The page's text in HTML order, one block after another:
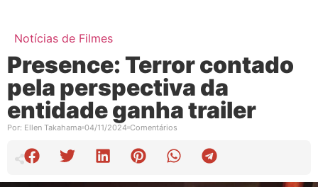
Notícias de Filmes
Presence: Terror contado
pela perspectiva da
entidade ganha trailer
Por: Ellen Takahama 04/11/2024 Comentários